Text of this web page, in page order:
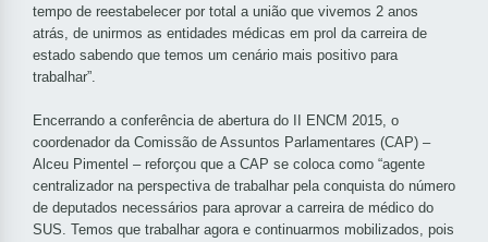
tempo de reestabelecer por total a união que vivemos 2 anos
atrás, de unirmos as entidades médicas em prol da carreira de
estado sabendo que temos um cenário mais positivo para
trabalhar”.
Encerrando a conferência de abertura do II ENCM 2015, o
coordenador da Comissão de Assuntos Parlamentares (CAP) –
Alceu Pimentel – reforçou que a CAP se coloca como “agente
centralizador na perspectiva de trabalhar pela conquista do número
de deputados necessários para aprovar a carreira de médico do
SUS. Temos que trabalhar agora e continuarmos mobilizados, pois